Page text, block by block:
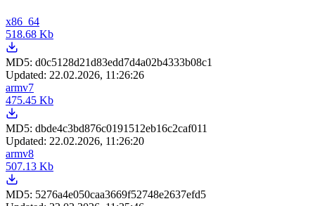
x86_64
518.68 Kb
MD5: d0c5128d21d83edd7d4a02b4333b08c1
Updated: 22.02.2026, 11:26:26
armv7
475.45 Kb
MD5: dbde4c3bd876c0191512eb16c2caf011
Updated: 22.02.2026, 11:26:20
armv8
507.13 Kb
MD5: 5276a4e050caa3669f52748e2637efd5